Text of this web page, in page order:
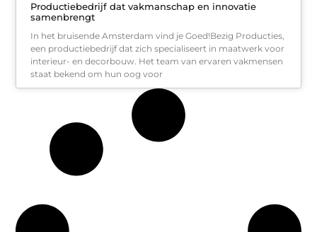
Productiebedrijf dat vakmanschap en innovatie
samenbrengt
In het bruisende Amsterdam vind je Goed!Bezig Producties,
een productiebedrijf dat zich specialiseert in maatwerk voor
interieur- en decorbouw. Het team van ervaren vakmensen
staat bekend om hun oog voor